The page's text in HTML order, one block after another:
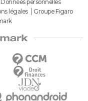
Données personnelles
légales
Groupe Figaro